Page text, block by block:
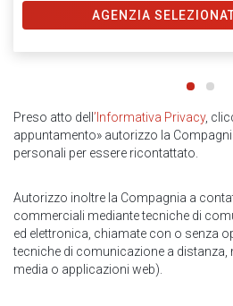
AGENZIA
Preso atto dell ’Informativa Privacy,
appuntamento» autorizzo la
personali per essere ricontattato.
Autorizzo inoltre la Compagnia a
commerciali mediante tecniche di
ed elettronica, chiamate con o senza
tecniche di comunicazione a distanza,
media o applicazioni web).